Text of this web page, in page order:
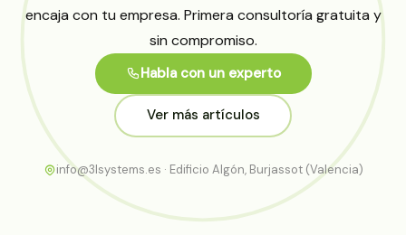
encaja con tu empresa. Primera consultoría gratuita y
sin compromiso.
Habla con un experto
Ver más artículos
info@3lsystems.es · Edificio Algón, Burjassot (Valencia)